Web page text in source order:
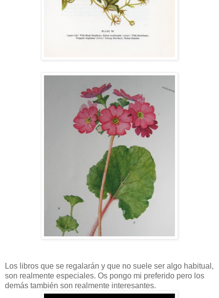
Los libros que se regalarán y que no suele ser algo habitual,
son realmente especiales. Os pongo mi preferido pero los
demás también son realmente interesantes.